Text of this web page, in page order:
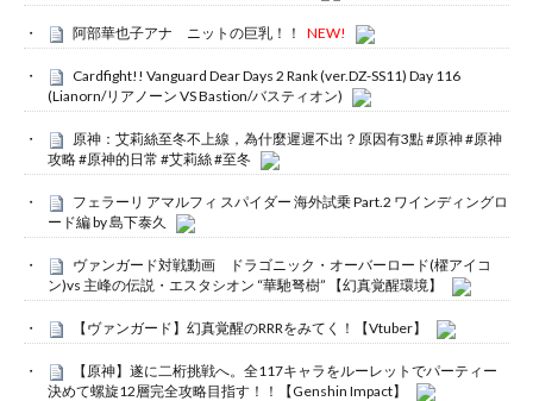
阿部華也子アナ ニットの巨乳！！ NEW!
Cardfight!! Vanguard Dear Days 2 Rank (ver.DZ-SS11) Day 116
(Lianorn/リアノーン VS Bastion/バスティオン)
原神：艾莉絲至冬不上線，為什麼遲遲不出？原因有3點 #原神 #原神
攻略 #原神的日常 #艾莉絲 #至冬
フェラーリ アマルフィ スパイダー 海外試乗 Part.2 ワインディングロ
ード編 by 島下泰久
ヴァンガード対戦動画 ドラゴニック・オーバーロード(櫂アイコ
ン)vs 主峰の伝説・エスタシオン “華馳弩樹” 【幻真覚醒環境】
【ヴァンガード】幻真覚醒のRRRをみてく！【Vtuber】
【原神】遂に二桁挑戦へ。全117キャラをルーレットでパーティー
決めて螺旋12層完全攻略目指す！！【Genshin Impact】